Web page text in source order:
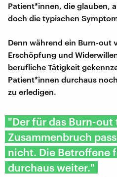
Patient*innen, die glauben,
doch die typischen
Denn während ein Burn-out
Erschöpfung und
berufliche Tätigkeit
Patient*innen durchaus
zu erledigen.
"Der für das Burn-out
Zusammenbruch
nicht. Die Betroffene
durchaus weiter."